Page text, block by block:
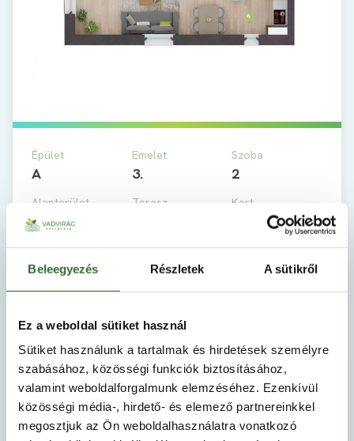
Beleegyezés Részletek A sütikről
Ez a weboldal sütiket használ
Sütiket használunk a tartalmak és hirdetések személyre
szabásához, közösségi funkciók biztosításához,
valamint weboldalforgalmunk elemzéséhez. Ezenkívül
közösségi média-, hirdető- és elemező partnereinkkel
megosztjuk az Ön weboldalhasználatra vonatkozó
Épület
A
Emelet
3.
Szoba
2
Alapterület
50.93 m
Terasz Kert
Megtekintés
A-3-2